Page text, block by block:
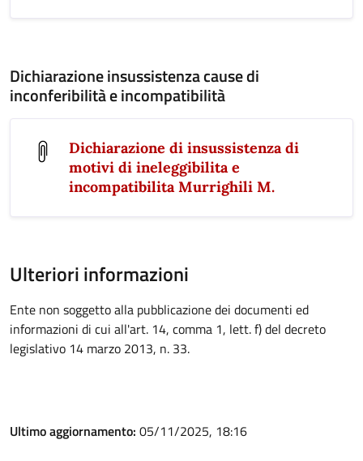
Dichiarazione insussistenza cause di
inconferibilità e incompatibilità
Dichiarazione di insussistenza di
motivi di ineleggibilita e
incompatibilita Murrighili M.
Ulteriori informazioni
Ente non soggetto alla pubblicazione dei documenti ed
informazioni di cui all'art. 14, comma 1, lett. f) del decreto
legislativo 14 marzo 2013, n. 33.
Ultimo aggiornamento: 05/11/2025, 18:16